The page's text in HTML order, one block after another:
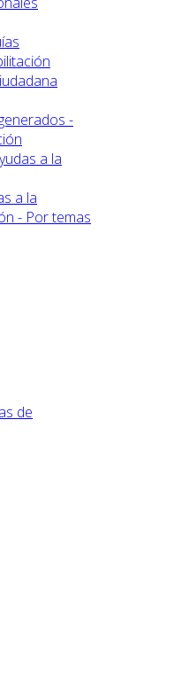
-
a la
a la
- Por temas
de